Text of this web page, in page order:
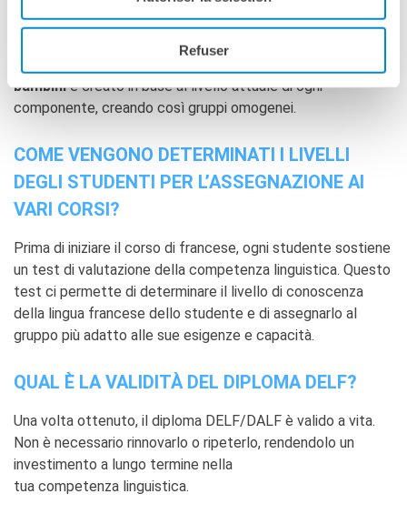
Refuser
In ogni gruppo possono esserci dai 5 ai 13 partecipanti.
bambiniè creato in base al livello attuale di ogni
componente, creando così gruppi omogenei.
COME VENGONO DETERMINATI I LIVELLI
DEGLI STUDENTI PER L’ASSEGNAZIONE AI
VARI CORSI?
Prima di iniziare il corso di francese, ogni studente sostiene
un test di valutazione della competenza linguistica. Questo
test ci permette di determinare il livello di conoscenza
della lingua francese dello studente e di assegnarlo al
gruppo più adatto alle sue esigenze e capacità.
QUAL È LA VALIDITÀ DEL DIPLOMA DELF?
Una volta ottenuto, il diploma DELF/DALF è valido a vita.
Non è necessario rinnovarlo o ripeterlo, rendendolo un
investimento a lungo termine nella
tua competenza linguistica.